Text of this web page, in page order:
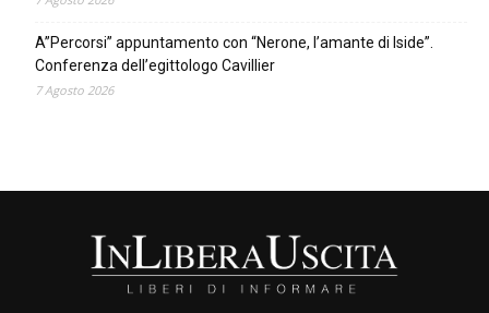
A”Percorsi” appuntamento con “Nerone, l’amante di Iside”.
Conferenza dell’egittologo Cavillier
7 Agosto 2026